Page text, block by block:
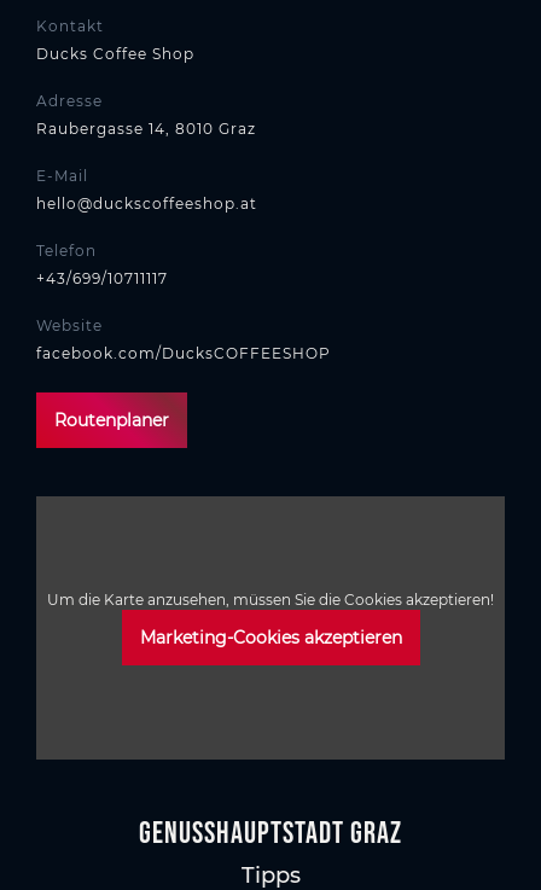
Kontakt
Ducks Coffee Shop
Adresse
Raubergasse 14, 8010 Graz
E-Mail
hello@duckscoffeeshop.at
Telefon
+43/699/10711117
Website
facebook.com/DucksCOFFEESHOP
Routenplaner
Um die Karte anzusehen, müssen Sie die Cookies akzeptieren!
Marketing-Cookies akzeptieren
GenussHauptstadt Graz
Tipps